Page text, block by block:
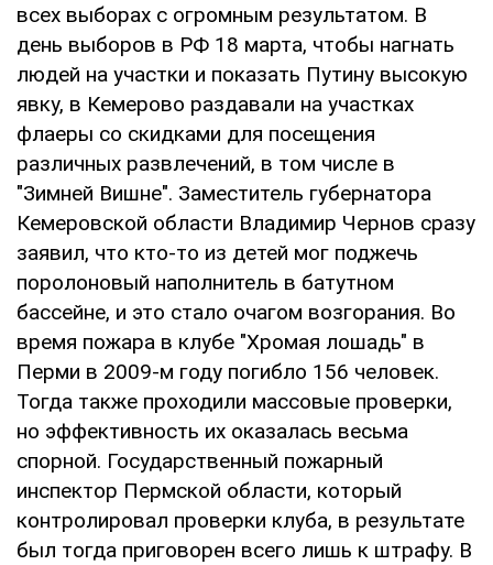
всех выборах с огромным результатом. В
день выборов в РФ 18 марта, чтобы нагнать
людей на участки и показать Путину высокую
явку, в Кемерово раздавали на участках
флаеры со скидками для посещения
различных развлечений, в том числе в
"Зимней Вишне". Заместитель губернатора
Кемеровской области Владимир Чернов сразу
заявил, что кто-то из детей мог поджечь
поролоновый наполнитель в батутном
бассейне, и это стало очагом возгорания. Во
время пожара в клубе "Хромая лошадь" в
Перми в 2009-м году погибло 156 человек.
Тогда также проходили массовые проверки,
но эффективность их оказалась весьма
спорной. Государственный пожарный
инспектор Пермской области, который
контролировал проверки клуба, в результате
был тогда приговорен всего лишь к штрафу. В